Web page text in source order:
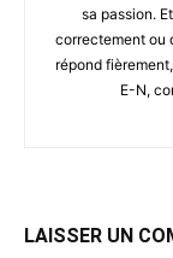
sa passion.
correctement ou
répond
E-N,
LAISSER UN